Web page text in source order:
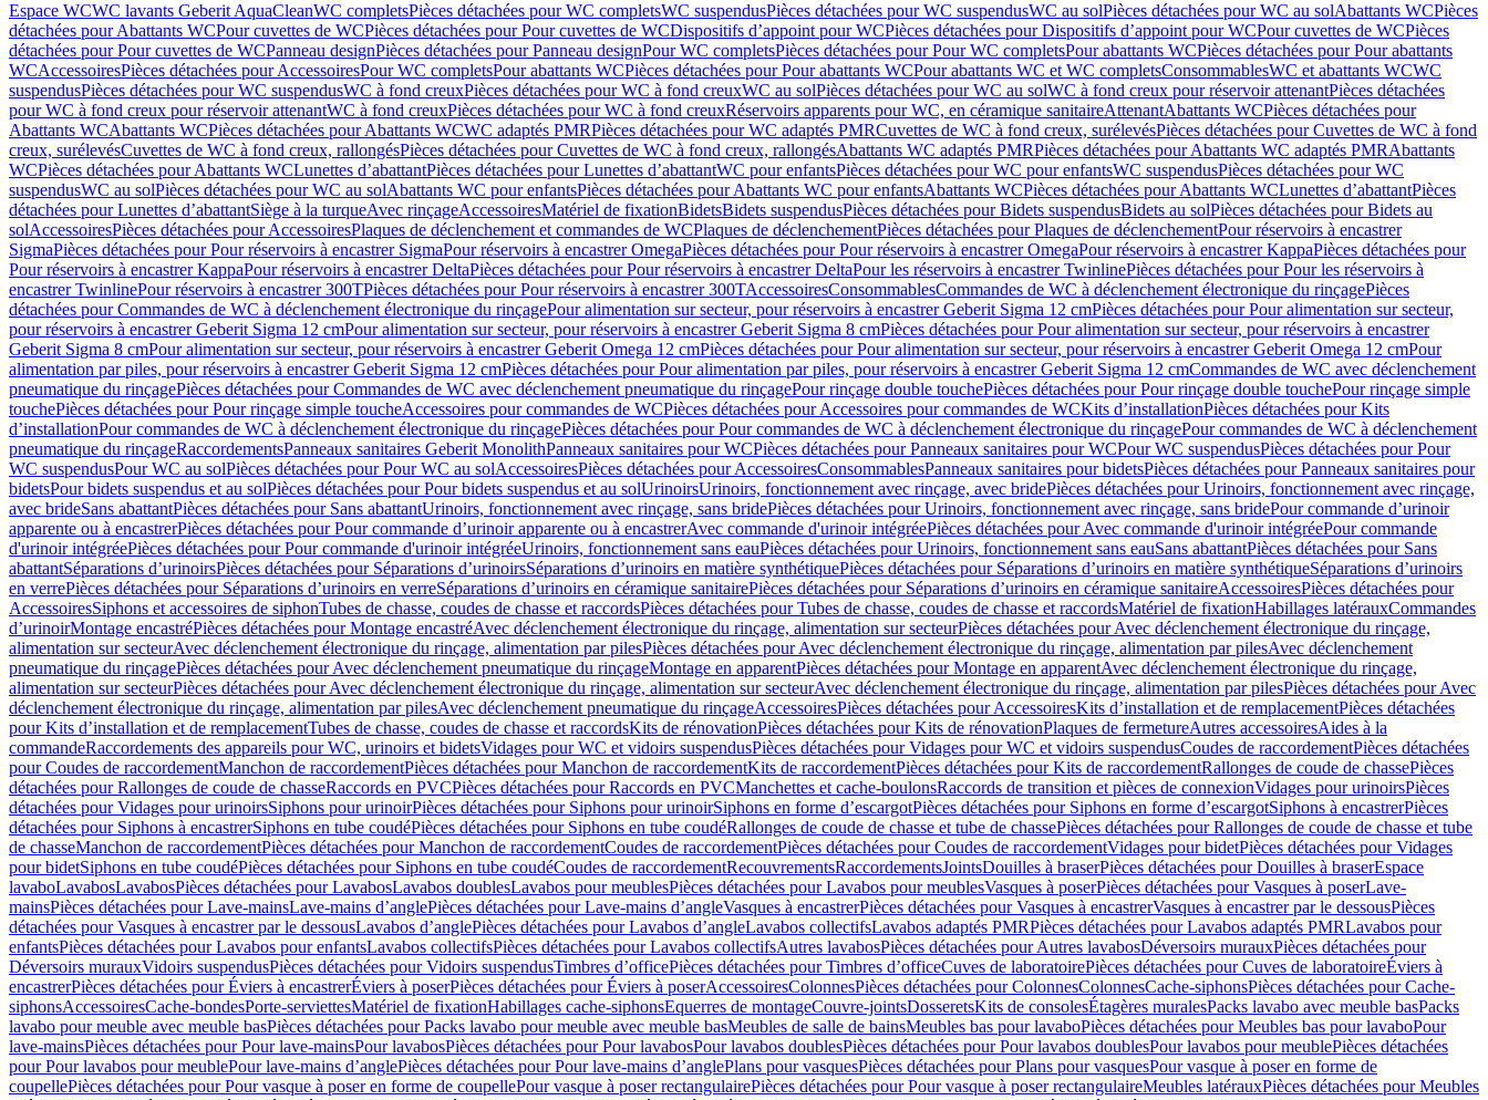
Espace WCWC lavants Geberit AquaCleanWC completsPièces détachées pour WC completsWC suspendusPièces détachées pour WC suspendusWC au solPièces détachées pour WC au solAbattants WCPièces
détachées pour Abattants WCPour cuvettes de WCPièces détachées pour Pour cuvettes de WCDispositifs d’appoint pour WCPièces détachées pour Dispositifs d’appoint pour WCPour cuvettes de WCPièces
détachées pour Pour cuvettes de WCPanneau designPièces détachées pour Panneau designPour WC completsPièces détachées pour Pour WC completsPour abattants WCPièces détachées pour Pour abattants
WCAccessoiresPièces détachées pour AccessoiresPour WC completsPour abattants WCPièces détachées pour Pour abattants WCPour abattants WC et WC completsConsommablesWC et abattants WCWC
suspendusPièces détachées pour WC suspendusWC à fond creuxPièces détachées pour WC à fond creuxWC au solPièces détachées pour WC au solWC à fond creux pour réservoir attenantPièces détachées
pour WC à fond creux pour réservoir attenantWC à fond creuxPièces détachées pour WC à fond creuxRéservoirs apparents pour WC, en céramique sanitaireAttenantAbattants WCPièces détachées pour
Abattants WCAbattants WCPièces détachées pour Abattants WCWC adaptés PMRPièces détachées pour WC adaptés PMRCuvettes de WC à fond creux, surélevésPièces détachées pour Cuvettes de WC à fond
creux, surélevésCuvettes de WC à fond creux, rallongésPièces détachées pour Cuvettes de WC à fond creux, rallongésAbattants WC adaptés PMRPièces détachées pour Abattants WC adaptés PMRAbattants
WCPièces détachées pour Abattants WCLunettes d’abattantPièces détachées pour Lunettes d’abattantWC pour enfantsPièces détachées pour WC pour enfantsWC suspendusPièces détachées pour WC
suspendusWC au solPièces détachées pour WC au solAbattants WC pour enfantsPièces détachées pour Abattants WC pour enfantsAbattants WCPièces détachées pour Abattants WCLunettes d’abattantPièces
détachées pour Lunettes d’abattantSiège à la turqueAvec rinçageAccessoiresMatériel de fixationBidetsBidets suspendusPièces détachées pour Bidets suspendusBidets au solPièces détachées pour Bidets au
solAccessoiresPièces détachées pour AccessoiresPlaques de déclenchement et commandes de WCPlaques de déclenchementPièces détachées pour Plaques de déclenchementPour réservoirs à encastrer
SigmaPièces détachées pour Pour réservoirs à encastrer SigmaPour réservoirs à encastrer OmegaPièces détachées pour Pour réservoirs à encastrer OmegaPour réservoirs à encastrer KappaPièces détachées pour
Pour réservoirs à encastrer KappaPour réservoirs à encastrer DeltaPièces détachées pour Pour réservoirs à encastrer DeltaPour les réservoirs à encastrer TwinlinePièces détachées pour Pour les réservoirs à
encastrer TwinlinePour réservoirs à encastrer 300TPièces détachées pour Pour réservoirs à encastrer 300TAccessoiresConsommablesCommandes de WC à déclenchement électronique du rinçagePièces
détachées pour Commandes de WC à déclenchement électronique du rinçagePour alimentation sur secteur, pour réservoirs à encastrer Geberit Sigma 12 cmPièces détachées pour Pour alimentation sur secteur,
pour réservoirs à encastrer Geberit Sigma 12 cmPour alimentation sur secteur, pour réservoirs à encastrer Geberit Sigma 8 cmPièces détachées pour Pour alimentation sur secteur, pour réservoirs à encastrer
Geberit Sigma 8 cmPour alimentation sur secteur, pour réservoirs à encastrer Geberit Omega 12 cmPièces détachées pour Pour alimentation sur secteur, pour réservoirs à encastrer Geberit Omega 12 cmPour
alimentation par piles, pour réservoirs à encastrer Geberit Sigma 12 cmPièces détachées pour Pour alimentation par piles, pour réservoirs à encastrer Geberit Sigma 12 cmCommandes de WC avec déclenchement
pneumatique du rinçagePièces détachées pour Commandes de WC avec déclenchement pneumatique du rinçagePour rinçage double touchePièces détachées pour Pour rinçage double touchePour rinçage simple
touchePièces détachées pour Pour rinçage simple toucheAccessoires pour commandes de WCPièces détachées pour Accessoires pour commandes de WCKits d’installationPièces détachées pour Kits
d’installationPour commandes de WC à déclenchement électronique du rinçagePièces détachées pour Pour commandes de WC à déclenchement électronique du rinçagePour commandes de WC à déclenchement
pneumatique du rinçageRaccordementsPanneaux sanitaires Geberit MonolithPanneaux sanitaires pour WCPièces détachées pour Panneaux sanitaires pour WCPour WC suspendusPièces détachées pour Pour
WC suspendusPour WC au solPièces détachées pour Pour WC au solAccessoiresPièces détachées pour AccessoiresConsommablesPanneaux sanitaires pour bidetsPièces détachées pour Panneaux sanitaires pour
bidetsPour bidets suspendus et au solPièces détachées pour Pour bidets suspendus et au solUrinoirsUrinoirs, fonctionnement avec rinçage, avec bridePièces détachées pour Urinoirs, fonctionnement avec rinçage,
avec brideSans abattantPièces détachées pour Sans abattantUrinoirs, fonctionnement avec rinçage, sans bridePièces détachées pour Urinoirs, fonctionnement avec rinçage, sans bridePour commande d’urinoir
apparente ou à encastrerPièces détachées pour Pour commande d’urinoir apparente ou à encastrerAvec commande d'urinoir intégréePièces détachées pour Avec commande d'urinoir intégréePour commande
d'urinoir intégréePièces détachées pour Pour commande d'urinoir intégréeUrinoirs, fonctionnement sans eauPièces détachées pour Urinoirs, fonctionnement sans eauSans abattantPièces détachées pour Sans
abattantSéparations d’urinoirsPièces détachées pour Séparations d’urinoirsSéparations d’urinoirs en matière synthétiquePièces détachées pour Séparations d’urinoirs en matière synthétiqueSéparations d’urinoirs
en verrePièces détachées pour Séparations d’urinoirs en verreSéparations d’urinoirs en céramique sanitairePièces détachées pour Séparations d’urinoirs en céramique sanitaireAccessoiresPièces détachées pour
AccessoiresSiphons et accessoires de siphonTubes de chasse, coudes de chasse et raccordsPièces détachées pour Tubes de chasse, coudes de chasse et raccordsMatériel de fixationHabillages latérauxCommandes
dʼurinoirMontage encastréPièces détachées pour Montage encastréAvec déclenchement électronique du rinçage, alimentation sur secteurPièces détachées pour Avec déclenchement électronique du rinçage,
alimentation sur secteurAvec déclenchement électronique du rinçage, alimentation par pilesPièces détachées pour Avec déclenchement électronique du rinçage, alimentation par pilesAvec déclenchement
pneumatique du rinçagePièces détachées pour Avec déclenchement pneumatique du rinçageMontage en apparentPièces détachées pour Montage en apparentAvec déclenchement électronique du rinçage,
alimentation sur secteurPièces détachées pour Avec déclenchement électronique du rinçage, alimentation sur secteurAvec déclenchement électronique du rinçage, alimentation par pilesPièces détachées pour Avec
déclenchement électronique du rinçage, alimentation par pilesAvec déclenchement pneumatique du rinçageAccessoiresPièces détachées pour AccessoiresKits d’installation et de remplacementPièces détachées
pour Kits d’installation et de remplacementTubes de chasse, coudes de chasse et raccordsKits de rénovationPièces détachées pour Kits de rénovationPlaques de fermetureAutres accessoiresAides à la
commandeRaccordements des appareils pour WC, urinoirs et bidetsVidages pour WC et vidoirs suspendusPièces détachées pour Vidages pour WC et vidoirs suspendusCoudes de raccordementPièces détachées
pour Coudes de raccordementManchon de raccordementPièces détachées pour Manchon de raccordementKits de raccordementPièces détachées pour Kits de raccordementRallonges de coude de chassePièces
détachées pour Rallonges de coude de chasseRaccords en PVCPièces détachées pour Raccords en PVCManchettes et cache-boulonsRaccords de transition et pièces de connexionVidages pour urinoirsPièces
détachées pour Vidages pour urinoirsSiphons pour urinoirPièces détachées pour Siphons pour urinoirSiphons en forme d’escargotPièces détachées pour Siphons en forme d’escargotSiphons à encastrerPièces
détachées pour Siphons à encastrerSiphons en tube coudéPièces détachées pour Siphons en tube coudéRallonges de coude de chasse et tube de chassePièces détachées pour Rallonges de coude de chasse et tube
de chasseManchon de raccordementPièces détachées pour Manchon de raccordementCoudes de raccordementPièces détachées pour Coudes de raccordementVidages pour bidetPièces détachées pour Vidages
pour bidetSiphons en tube coudéPièces détachées pour Siphons en tube coudéCoudes de raccordementRecouvrementsRaccordementsJointsDouilles à braserPièces détachées pour Douilles à braserEspace
lavaboLavabosLavabosPièces détachées pour LavabosLavabos doublesLavabos pour meublesPièces détachées pour Lavabos pour meublesVasques à poserPièces détachées pour Vasques à poserLave-
mainsPièces détachées pour Lave-mainsLave-mains d’anglePièces détachées pour Lave-mains d’angleVasques à encastrerPièces détachées pour Vasques à encastrerVasques à encastrer par le dessousPièces
détachées pour Vasques à encastrer par le dessousLavabos d’anglePièces détachées pour Lavabos d’angleLavabos collectifsLavabos adaptés PMRPièces détachées pour Lavabos adaptés PMRLavabos pour
enfantsPièces détachées pour Lavabos pour enfantsLavabos collectifsPièces détachées pour Lavabos collectifsAutres lavabosPièces détachées pour Autres lavabosDéversoirs murauxPièces détachées pour
Déversoirs murauxVidoirs suspendusPièces détachées pour Vidoirs suspendusTimbres dʼofficePièces détachées pour Timbres dʼofficeCuves de laboratoirePièces détachées pour Cuves de laboratoireÉviers à
encastrerPièces détachées pour Éviers à encastrerÉviers à poserPièces détachées pour Éviers à poserAccessoiresColonnesPièces détachées pour ColonnesColonnesCache-siphonsPièces détachées pour Cache-
siphonsAccessoiresCache-bondesPorte-serviettesMatériel de fixationHabillages cache-siphonsEquerres de montageCouvre-jointsDosseretsKits de consolesÉtagères muralesPacks lavabo avec meuble basPacks
lavabo pour meuble avec meuble basPièces détachées pour Packs lavabo pour meuble avec meuble basMeubles de salle de bainsMeubles bas pour lavaboPièces détachées pour Meubles bas pour lavaboPour
lave-mainsPièces détachées pour Pour lave-mainsPour lavabosPièces détachées pour Pour lavabosPour lavabos doublesPièces détachées pour Pour lavabos doublesPour lavabos pour meublePièces détachées
pour Pour lavabos pour meublePour lave-mains d’anglePièces détachées pour Pour lave-mains d’anglePlans pour vasquesPièces détachées pour Plans pour vasquesPour vasque à poser en forme de
coupellePièces détachées pour Pour vasque à poser en forme de coupellePour vasque à poser rectangulairePièces détachées pour Pour vasque à poser rectangulaireMeubles latérauxPièces détachées pour Meubles